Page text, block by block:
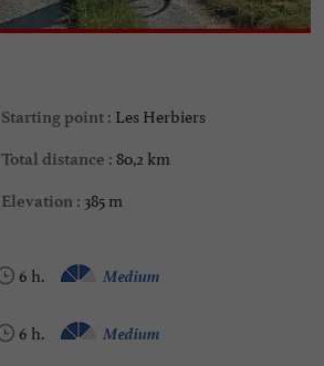
Starting point : Les Herbiers
Total distance : 80,2 km
Elevation : 385 m
6 h. Medium
6 h. Medium